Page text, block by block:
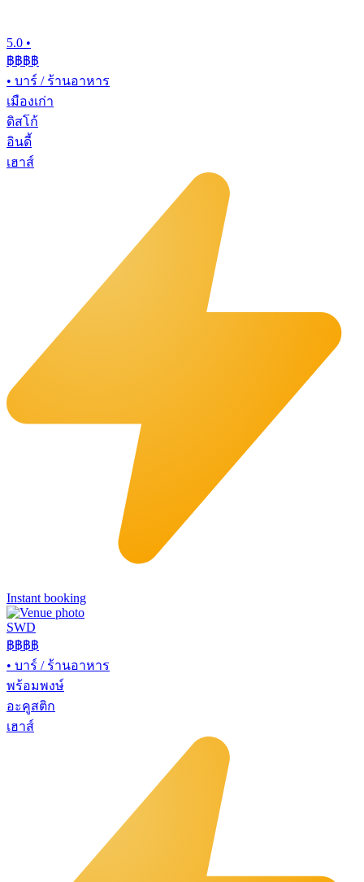
5.0 •
฿฿฿฿
• บาร์ / ร้านอาหาร
เมืองเก่า
ดิสโก้
อินดี้
เฮาส์
Instant booking
SWD
฿฿฿฿
• บาร์ / ร้านอาหาร
พร้อมพงษ์
อะคูสติก
เฮาส์